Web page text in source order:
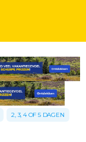
2, 3, 4 OF 5 DAGEN